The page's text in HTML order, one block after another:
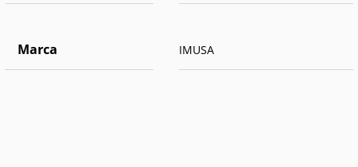
Marca IMUSA